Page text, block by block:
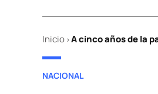
Inicio >A cinco años de la
POSTED
NACIONAL